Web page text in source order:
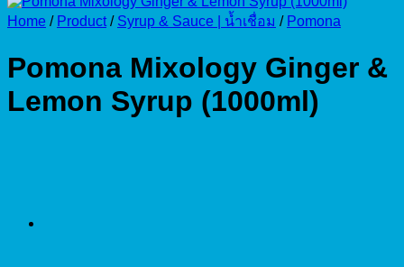
Home / Product / Syrup & Sauce | น้ำเชื่อม / Pomona
Pomona Mixology Ginger &
Lemon Syrup (1000ml)